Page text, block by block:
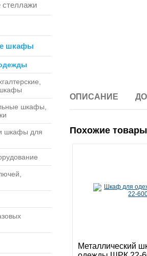
стеллажи
шкафы
шкафы,
шкафы для
ОПИСАНИЕ
Похожие
Металлический